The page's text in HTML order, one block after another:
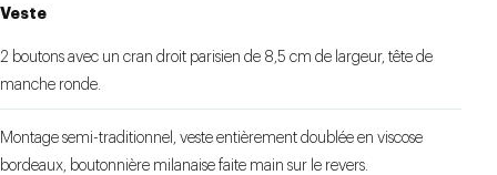
Veste
2 boutons avec un cran droit parisien de 8,5 cm de largeur, tête de
manche ronde.
Montage semi-traditionnel, veste entièrement doublée en viscose
bordeaux, boutonnière milanaise faite main sur le revers.